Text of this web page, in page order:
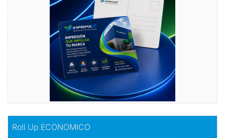
postales.
Comprar
Roll Up ECONOMICO
Comprar